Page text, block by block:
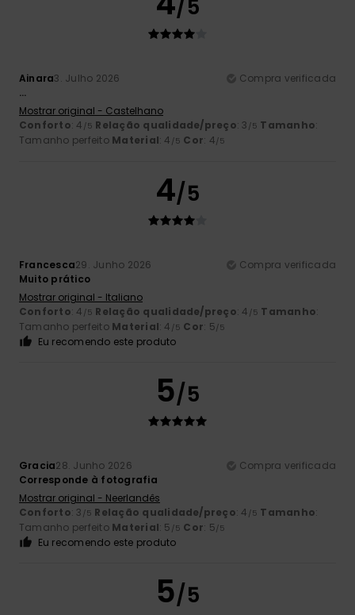
/5
Ainara3. Julho 2026
Compra verificada
...
Mostrar original - Castelhano
Conforto: 4 /5 Relação qualidade/preço: 3 /5 Tamanho:
Tamanho perfeito Material: 4 /5 Cor: 4/5
4/5
Francesca29. Junho 2026
Compra verificada
Muito prático
Mostrar original - Italiano
Conforto: 4 /5 Relação qualidade/preço: 4 /5 Tamanho:
Tamanho perfeito Material: 4 /5 Cor: 5/5
Eu recomendo este produto
5/5
Gracia28. Junho 2026
Compra verificada
Corresponde à fotografia
Mostrar original - Neerlandês
Conforto: 3 /5 Relação qualidade/preço: 4 /5 Tamanho:
Tamanho perfeito Material: 5 /5 Cor: 5/5
Eu recomendo este produto
5/5